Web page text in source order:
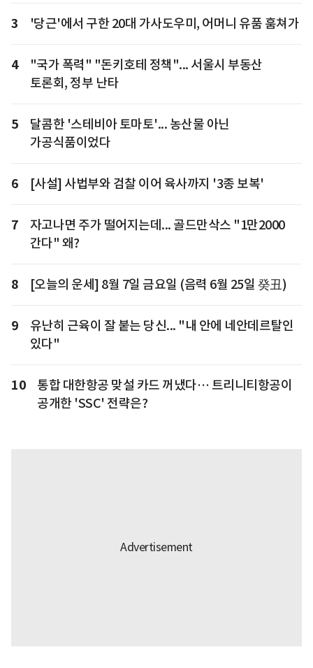
3 '당근'에서 구한 20대 가사도우미, 어머니 유품 훔쳐가
4
"국가 폭력" "돈키호테 정책"... 서울시 부동산
토론회, 정부 난타
5
달콤한 '스테비아 토마토'... 농산물 아닌
가공식품이었다
6 [사설] 사법부와 검찰 이어 육사까지 '3종 보복'
7
자고나면 주가 떨어지는데... 골드만삭스 "1만2000
간다" 왜?
8 [오늘의 운세] 8월 7일 금요일 (음력 6월 25일 癸丑)
9
유난히 근육이 잘 붙는 당신... "내 안에 네안데르탈인
있다"
10
통합 대한항공 맞설 카드 꺼냈다… 트리니티항공이
공개한 'SSC' 전략은?